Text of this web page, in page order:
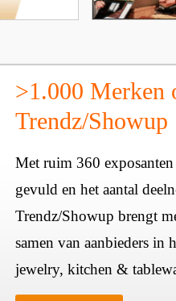
>1.000 Merken
Trendz/Showup
Met ruim 360
gevuld en het aantal
Trendz/Showup brengt
samen van aanbieders in
jewelry, kitchen &